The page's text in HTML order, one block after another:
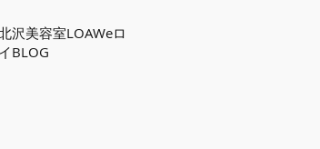
沢美容室LOAWeロ
BLOG